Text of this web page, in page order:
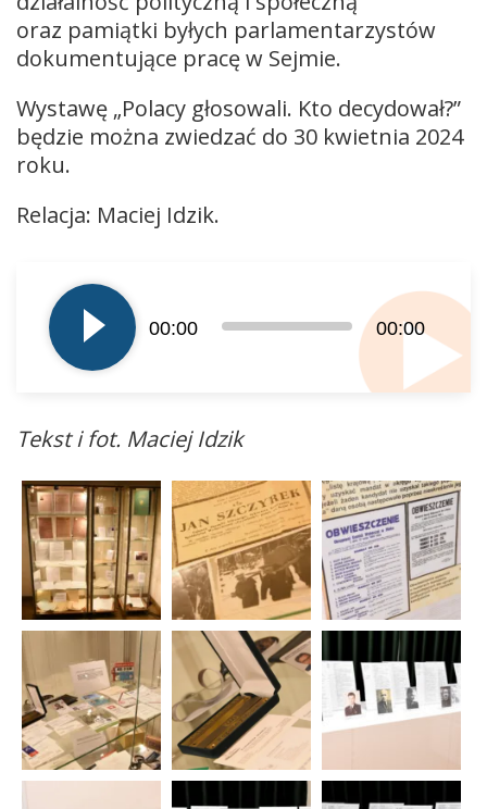
oraz pamiątki byłych parlamentarzystów
dokumentujące pracę w Sejmie.
Wystawę „Polacy głosowali. Kto decydował?”
będzie można zwiedzać do 30 kwietnia 2024
roku.
Relacja: Maciej Idzik.
plików
dźwiękowych
00:00 00:00
Tekst i fot. Maciej Idzik